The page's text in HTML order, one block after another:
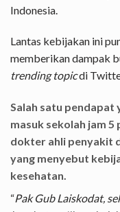
Indonesia.
Lantas kebijakan ini
memberikan dampak
trending topicdi
Salah satu pendapat
masuk sekolah jam
dokter ahli penyakit
yang menyebut
kesehatan.
“Pak Gub Laiskodat,